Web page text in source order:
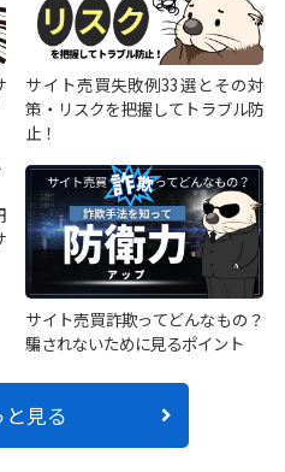
サイト売買失敗例33選とその対
策・リスクを把握してトラブル防
止！
サイト売買詐欺ってどんなもの？
騙されないために見るポイント
と見る